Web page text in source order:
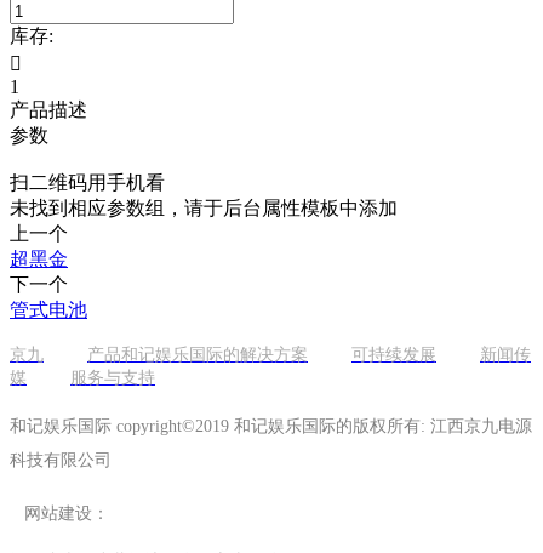
库存:

1
产品描述
参数
扫二维码用手机看
未找到相应参数组，请于后台属性模板中添加
上一个
超黑金
下一个
管式电池
京九 产品和记娱乐国际的解决方案 可持续发展
新闻传
媒
服务与支持
和记娱乐国际 copyright©2019 和记娱乐国际的版权所有: 江西京九电源
科技有限公司
网站建设：